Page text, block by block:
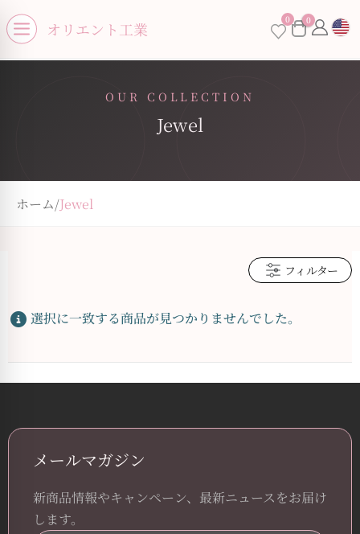
Open menu
オリエント工業 0 0×
menu
OUR COLLECTION
Jewel
ホーム/Jewel
フィルター
選択に一致する商品が見つかりませんでした。
メールマガジン
新商品情報やキャンペーン、最新ニュースをお届け
します。